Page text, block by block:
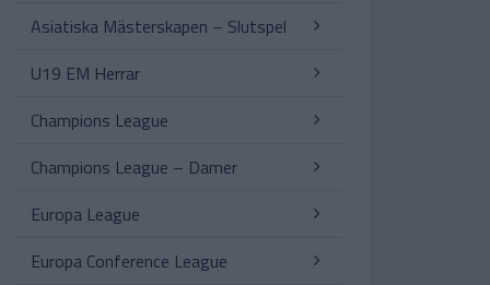
Asiatiska Mästerskapen – Slutspel
U19 EM Herrar
Champions League
Champions League – Damer
Europa League
Europa Conference League